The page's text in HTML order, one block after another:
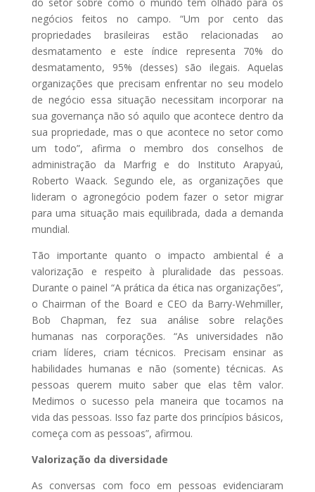
negócios feitos no campo. “Um por cento das
propriedades brasileiras estão relacionadas ao
desmatamento e este índice representa 70% do
desmatamento, 95% (desses) são ilegais. Aquelas
organizações que precisam enfrentar no seu modelo
de negócio essa situação necessitam incorporar na
sua governança não só aquilo que acontece dentro da
sua propriedade, mas o que acontece no setor como
um todo”, afirma o membro dos conselhos de
administração da Marfrig e do Instituto Arapyaú,
Roberto Waack. Segundo ele, as organizações que
lideram o agronegócio podem fazer o setor migrar
para uma situação mais equilibrada, dada a demanda
mundial.
Tão importante quanto o impacto ambiental é a
valorização e respeito à pluralidade das pessoas.
Durante o painel “A prática da ética nas organizações”,
o Chairman of the Board e CEO da Barry-Wehmiller,
Bob Chapman, fez sua análise sobre relações
humanas nas corporações. “As universidades não
criam líderes, criam técnicos. Precisam ensinar as
habilidades humanas e não (somente) técnicas. As
pessoas querem muito saber que elas têm valor.
Medimos o sucesso pela maneira que tocamos na
vida das pessoas. Isso faz parte dos princípios básicos,
começa com as pessoas”, afirmou.
Valorização da diversidade
As conversas com foco em pessoas evidenciaram